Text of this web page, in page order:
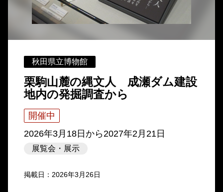
秋田県立博物館
栗駒山麓の縄文人 成瀬ダム建設
地内の発掘調査から
開催中
2026年3月18日から2027年2月21日
展覧会・展示
掲載日：2026年3月26日